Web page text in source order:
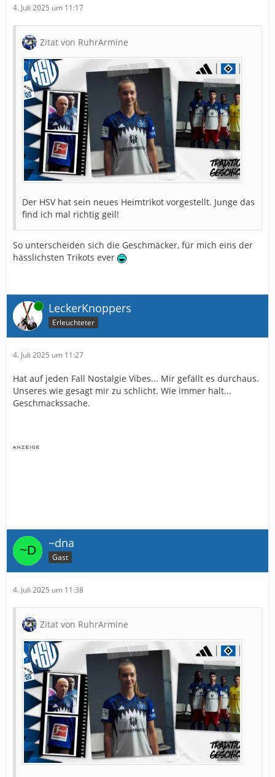
4. Juli 2025 um 11:17
Zitat von RuhrArmine
Der HSV hat sein neues Heimtrikot vorgestellt. Junge das
find ich mal richtig geil!
So unterscheiden sich die Geschmäcker, für mich eins der
hässlichsten Trikots ever
Online LeckerKnoppers
Erleuchteter
4. Juli 2025 um 11:27
Hat auf jeden Fall Nostalgie Vibes... Mir gefällt es durchaus.
Unseres wie gesagt mir zu schlicht. Wie immer halt...
Geschmackssache.
~dna
Gast
4. Juli 2025 um 11:38
Zitat von RuhrArmine